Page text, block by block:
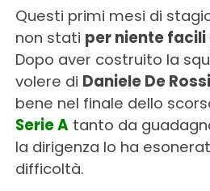
Questi primi mesi di
non stati per niente facili
Dopo aver costruito la
volere di Daniele De Rossi
bene nel finale dello
Serie Atanto da
la dirigenza lo ha
difficoltà.